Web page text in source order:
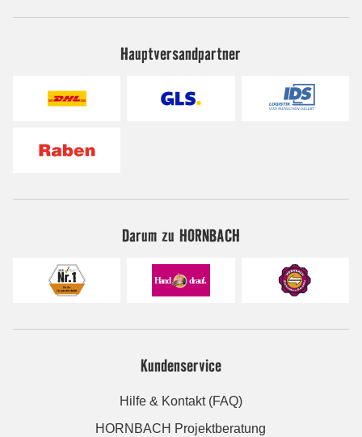
Hauptversandpartner
Darum zu HORNBACH
Kundenservice
Hilfe & Kontakt (FAQ)
HORNBACH Projektberatung